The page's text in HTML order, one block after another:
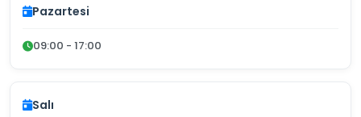
Pazartesi
09:00 - 17:00
Salı